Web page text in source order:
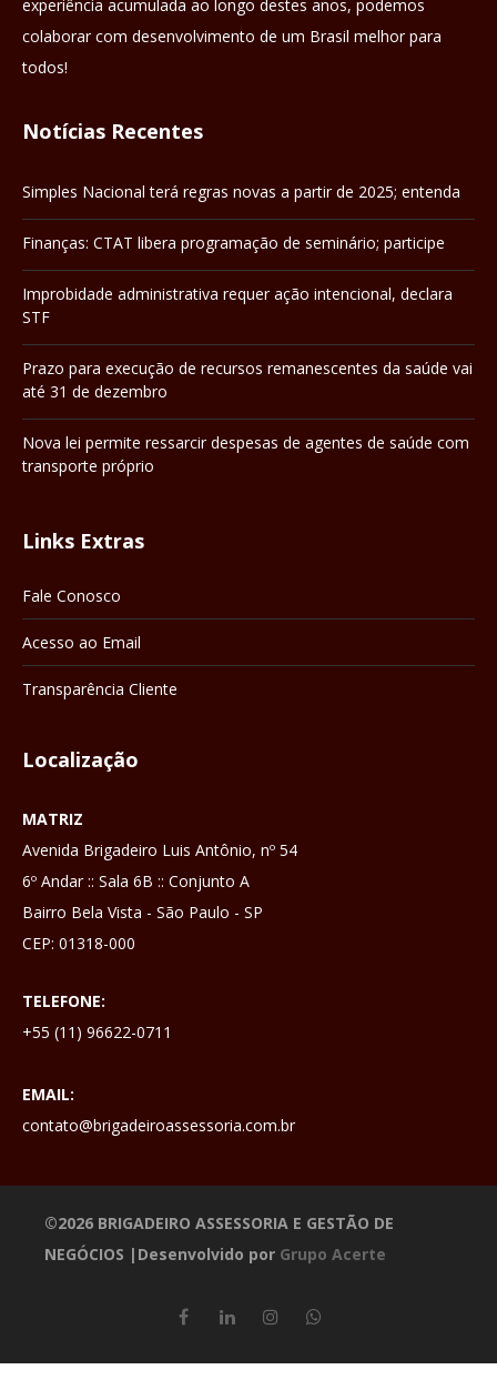
experiência acumulada ao longo destes anos, podemos
colaborar com desenvolvimento de um Brasil melhor para
todos!
Notícias Recentes
Simples Nacional terá regras novas a partir de 2025; entenda
Finanças: CTAT libera programação de seminário; participe
Improbidade administrativa requer ação intencional, declara
STF
Prazo para execução de recursos remanescentes da saúde vai
até 31 de dezembro
Nova lei permite ressarcir despesas de agentes de saúde com
transporte próprio
Links Extras
Fale Conosco
Acesso ao Email
Transparência Cliente
Localização
MATRIZ
Avenida Brigadeiro Luis Antônio, nº 54
6º Andar :: Sala 6B :: Conjunto A
Bairro Bela Vista - São Paulo - SP
CEP: 01318-000
TELEFONE:
+55 (11) 96622-0711
EMAIL:
contato@brigadeiroassessoria.com.br
©2026 BRIGADEIRO ASSESSORIA E GESTÃO DE
NEGÓCIOS |Desenvolvido por Grupo Acerte